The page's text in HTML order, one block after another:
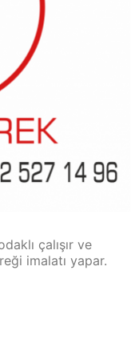
çalışır ve
imalatı yapar.